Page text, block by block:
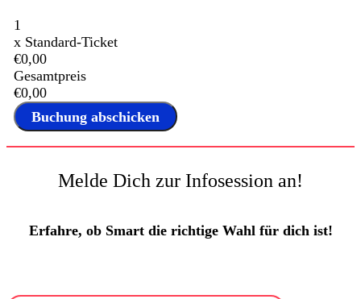
1
x Standard-Ticket
€0,00
Gesamtpreis
€0,00
Melde Dich zur Infosession an!
Erfahre, ob Smart die richtige Wahl für dich ist!